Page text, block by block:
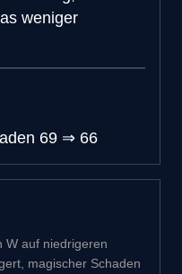
weniger
69 ⇒ 66
W auf niedrigeren
magischer Schaden